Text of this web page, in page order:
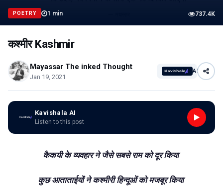
POETRY 1 min 737.4K
कश्मीर Kashmir
Mayassar The inked Thought
Jan 19, 2021
AI
Kavishala AI
Listen to this post
कैकयी के व्यवहार ने जैसे सबसे राम को दूर किया
कुछ आताताईयों ने कश्मीरी हिन्दूओं को मजबूर किया